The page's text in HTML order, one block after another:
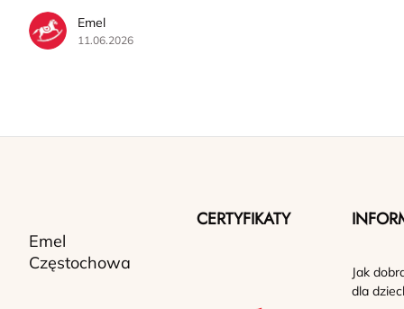
Emel
11.06.2026
Emel
Częstochowa
CERTYFIKATY
Jak
dla